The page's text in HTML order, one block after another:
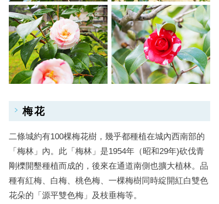
梅花
二條城約有100棵梅花樹，幾乎都種植在城內西南部的
「梅林」內。此「梅林」是1954年（昭和29年)砍伐青
剛櫟開墾種植而成的，後來在通道南側也擴大植林。品
種有紅梅、白梅、桃色梅、一棵梅樹同時綻開紅白雙色
花朵的「源平雙色梅」及枝垂梅等。